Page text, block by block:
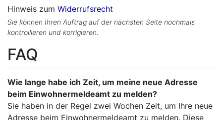
Hinweis zum Widerrufsrecht
Sie können Ihren Auftrag auf der nächsten Seite nochmals
kontrollieren und korrigieren.
FAQ
Wie lange habe ich Zeit, um meine neue Adresse
beim Einwohnermeldeamt zu melden?
Sie haben in der Regel zwei Wochen Zeit, um Ihre neue
Adresse beim Einwohnermeldeamt zu melden. Diese